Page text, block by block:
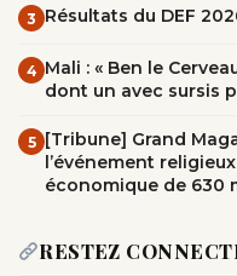
3 Résultats du DEF
4 Mali : « Ben le
dont un avec sursis
5
[Tribune] Grand
l’événement
économique de 630
RESTEZ